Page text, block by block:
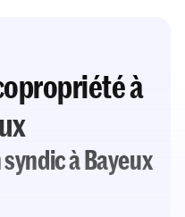
à
à Bayeux